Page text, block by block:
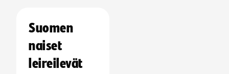
Suomen
naiset
leireilevät